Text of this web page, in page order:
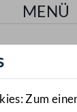
MENÜ
Zum